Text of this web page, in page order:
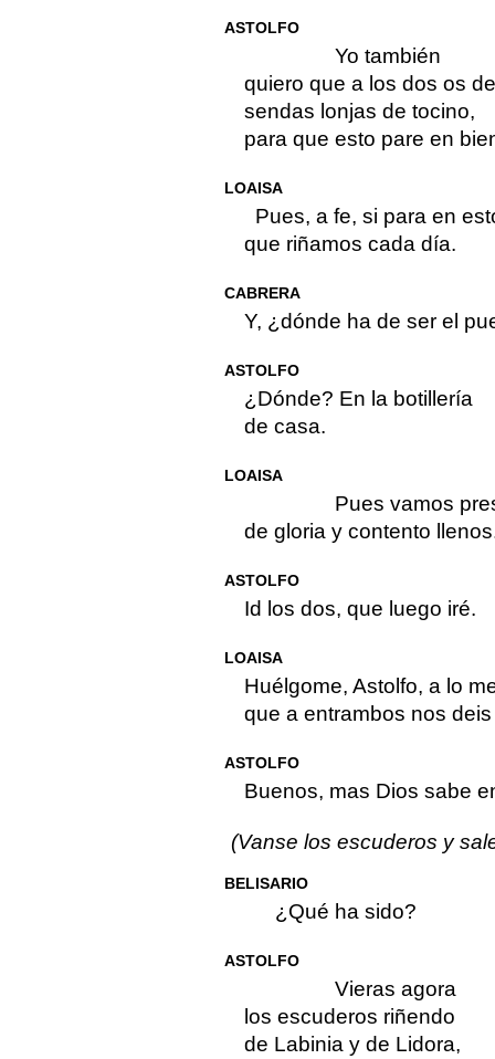
ASTOLFO
Yo también
quiero que a los dos os
sendas lonjas de tocino,
para que esto pare en
LOAISA
Pues, a fe, si para en
que riñamos cada día.
CABRERA
Y, ¿dónde ha de ser el
ASTOLFO
¿Dónde? En la botillería
de casa.
LOAISA
Pues vamos
de gloria y contento
ASTOLFO
Id los dos, que luego iré.
LOAISA
Huélgome, Astolfo, a lo
que a entrambos nos
ASTOLFO
Buenos, mas Dios sabe
(Vanse los escuderos y
BELISARIO
¿Qué ha sido?
ASTOLFO
Vieras agora
los escuderos riñendo
de Labinia y de Lidora,